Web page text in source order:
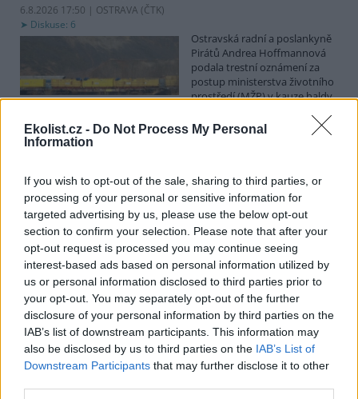
Ekolist.cz - Do Not Process My Personal
Information
If you wish to opt-out of the sale, sharing to third parties, or
processing of your personal or sensitive information for
targeted advertising by us, please use the below opt-out
section to confirm your selection. Please note that after your
opt-out request is processed you may continue seeing
interest-based ads based on personal information utilized by
us or personal information disclosed to third parties prior to
your opt-out. You may separately opt-out of the further
disclosure of your personal information by third parties on the
IAB’s list of downstream participants. This information may
also be disclosed by us to third parties on the IAB’s List of
Downstream Participants that may further disclose it to other
6.8.2026 17:50 | OSTRAVA (ČTK)
Diskuse: 6
Ostravská radní a poslankyně
Pirátů Andrea Hoffmannová
podala trestní oznámení za
postup ministerstva životního
prostředí (MŽP) v kauze haldy
pirátská strana. Požaduje, aby policie prověřila okolnosti odebrání
případu České inspekci životního prostředí (ČIŽP) a zastavení řízení.
dalším osobám, jejichž účast na popsaném postupu může být
zjištěna prověřováním. Stanovisko MŽP a ČIŽP ČTK shání.
Ředitelé odborů i mluvčí se z ČIŽP rozhodli odejít z
vlastní vůle, řekl Straka
ČTK )
Diskuse: 1
Ředitel odboru vnitřních
služeb Matěj Mrlina, vedoucí
služebního úřadu Oldřich
Jarolím a tisková mluvčí Miriam
Loužecká končí na České
inspekci životního prostředí (ČIŽP) z vlastní iniciativy. Na dotaz ČTK
to napsal nový ředitel inspekce Pavel Straka (za Motoristy). O jejich